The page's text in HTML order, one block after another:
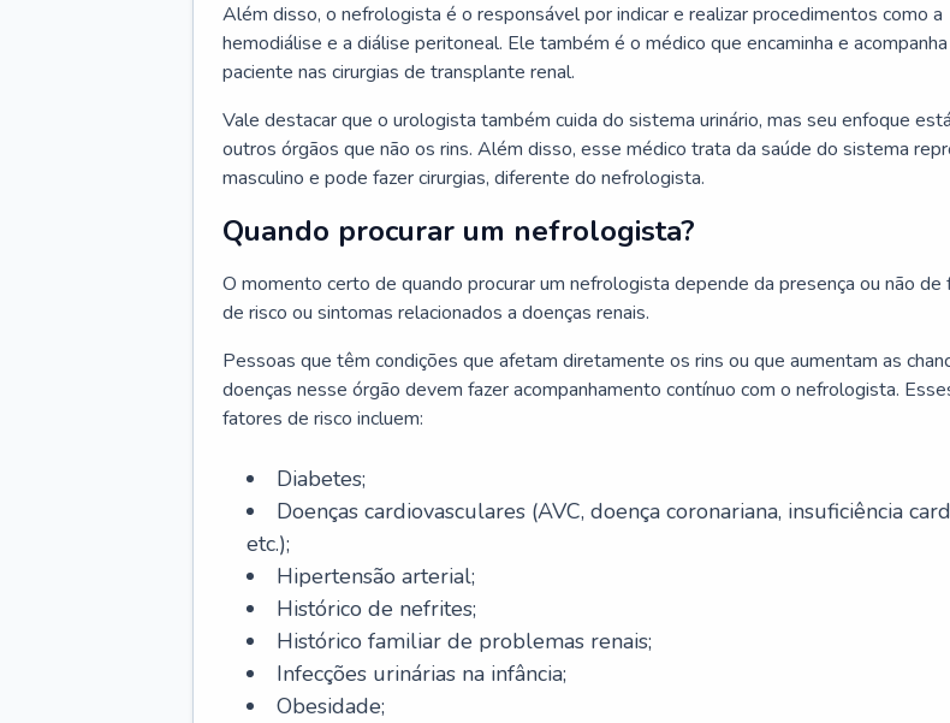
Além disso, o nefrologista é o responsável por indicar e realizar procedimentos como a
hemodiálise e a diálise peritoneal. Ele também é o médico que encaminha e
paciente nas cirurgias de transplante renal.
Vale destacar que o urologista também cuida do sistema urinário, mas seu enfoque
outros órgãos que não os rins. Além disso, esse médico trata da saúde do sistema
masculino e pode fazer cirurgias, diferente do nefrologista.
Quando procurar um nefrologista?
O momento certo de quando procurar um nefrologista depende da presença ou não de
de risco ou sintomas relacionados a doenças renais.
Pessoas que têm condições que afetam diretamente os rins ou que aumentam as
doenças nesse órgão devem fazer acompanhamento contínuo com o nefrologista.
fatores de risco incluem:
Diabetes;
Doenças cardiovasculares (AVC, doença coronariana, insuficiência
etc.);
Hipertensão arterial;
Histórico de nefrites;
Histórico familiar de problemas renais;
Infecções urinárias na infância;
Obesidade;